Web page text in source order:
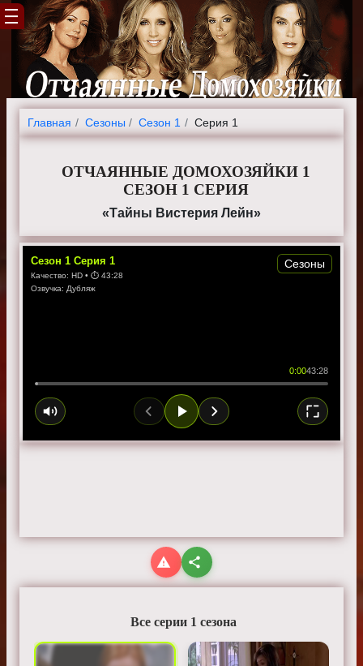
Главная Cезоны Сезон 1 Серия 1
ОТЧАЯННЫЕ ДОМОХОЗЯЙКИ 1
СЕЗОН 1 СЕРИЯ
«Тайны Вистерия Лейн»
Сезон 1 Серия 1
Качество: HD • ⏱ 43:28
Озвучка: Дубляж
0:0043:28
Сезоны
Все серии 1 сезона